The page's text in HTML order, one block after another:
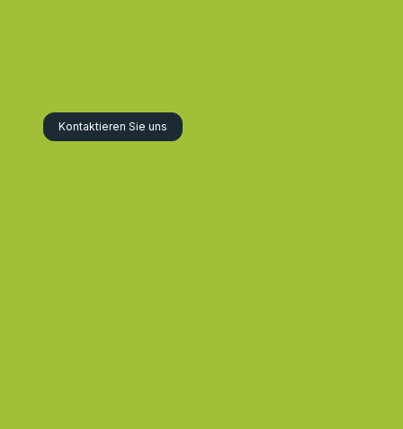
Kontaktieren Sie uns